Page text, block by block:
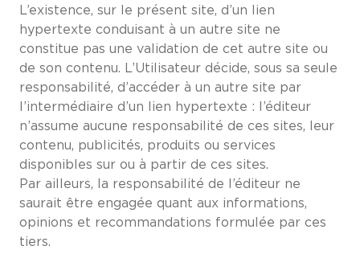
L’existence, sur le présent site, d’un lien
hypertexte conduisant à un autre site ne
constitue pas une validation de cet autre site ou
de son contenu. L’Utilisateur décide, sous sa seule
responsabilité, d’accéder à un autre site par
l’intermédiaire d’un lien hypertexte : l’éditeur
n’assume aucune responsabilité de ces sites, leur
contenu, publicités, produits ou services
disponibles sur ou à partir de ces sites.
Par ailleurs, la responsabilité de l’éditeur ne
saurait être engagée quant aux informations,
opinions et recommandations formulée par ces
tiers.